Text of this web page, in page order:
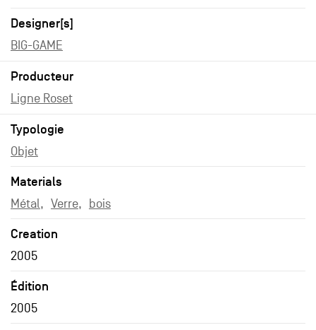
Designer[s]
BIG-GAME
Producteur
Ligne Roset
Typologie
Objet
Materials
Métal Verre bois
Creation
2005
Édition
2005